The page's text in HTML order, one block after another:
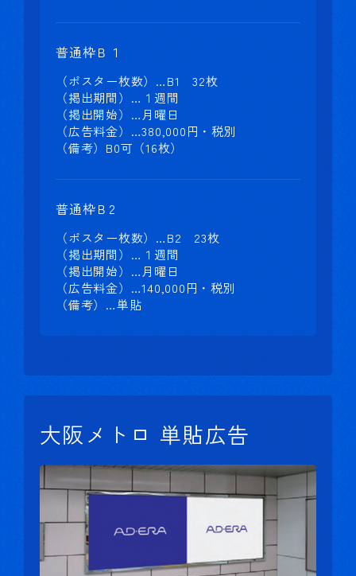
普通枠Ｂ１
（ポスター枚数）…B1 32枚
（掲出期間）…１週間
（掲出開始）…月曜日
（広告料金）…380,000円・税別
（備考）B0可（16枚）
普通枠Ｂ2
（ポスター枚数）…B2 23枚
（掲出期間）…１週間
（掲出開始）…月曜日
（広告料金）…140,000円・税別
（備考）…単貼
大阪メトロ 単貼広告